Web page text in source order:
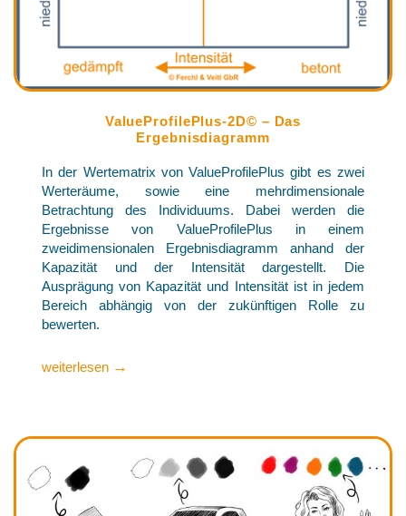
ValueProfilePlus-2D© – Das
Ergebnisdiagramm
In der Wertematrix von ValueProfilePlus gibt es zwei
Werteräume, sowie eine mehrdimensionale
Betrachtung des Individuums. Dabei werden die
Ergebnisse von ValueProfilePlus in einem
zweidimensionalen Ergebnisdiagramm anhand der
Kapazität und der Intensität dargestellt. Die
Ausprägung von Kapazität und Intensität ist in jedem
Bereich abhängig von der zukünftigen Rolle zu
bewerten.
weiterlesen →